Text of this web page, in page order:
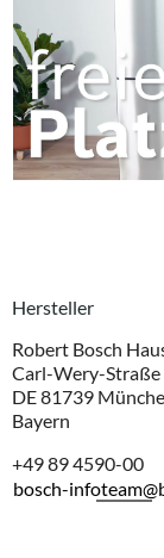
Hersteller
Robert Bosch
Carl-Wery-Straße
DE 81739
Bayern
+49 89 4590-00
bosch-